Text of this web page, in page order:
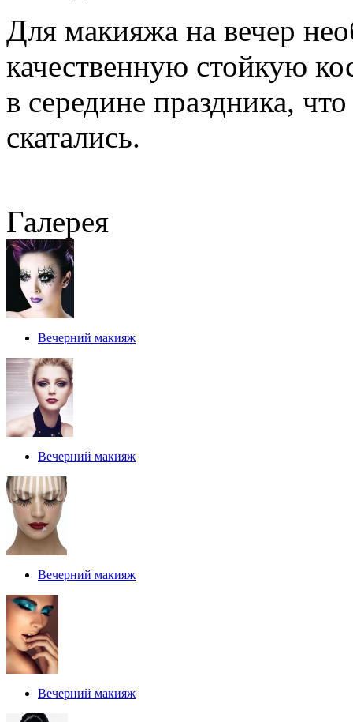
Для макияжа на вечер
качественную стойкую
в середине праздника,
скатались.
Галерея
Вечерний макияж
Вечерний макияж
Вечерний макияж
Вечерний макияж